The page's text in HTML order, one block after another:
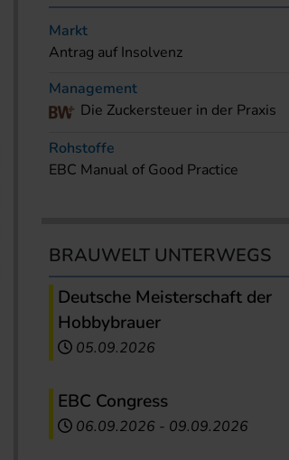
Markt
Antrag auf Insolvenz
Management
Die Zuckersteuer in der Praxis
Rohstoffe
EBC Manual of Good Practice
BRAUWELT UNTERWEGS
Deutsche Meisterschaft der
Hobbybrauer
05.09.2026
EBC Congress
06.09.2026 - 09.09.2026